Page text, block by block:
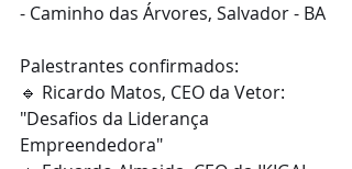
- Caminho das Árvores, Salvador - BA
Palestrantes confirmados:
🔹 Ricardo Matos, CEO da Vetor:
"Desafios da Liderança
Empreendedora"